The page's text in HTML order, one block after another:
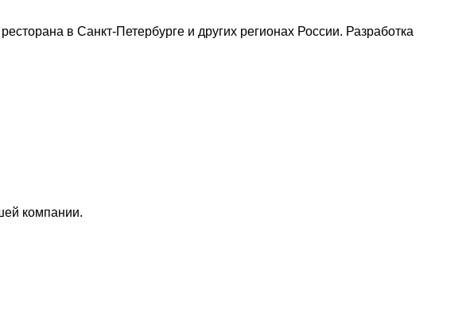
в Санкт-Петербурге и других регионах России. Разработка
компании.